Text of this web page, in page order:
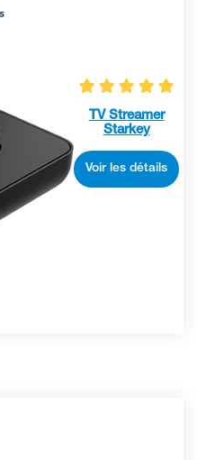
TV Streamer
Starkey
Voir les détails